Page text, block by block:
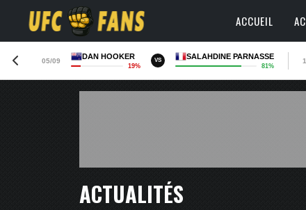
ACCUEIL
05/09
DAN HOOKER
19%
VS SALAHDINE PARNASSE
81%
ACTUALITÉS